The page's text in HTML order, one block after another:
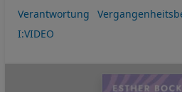
Verantwortung
I:VIDEO